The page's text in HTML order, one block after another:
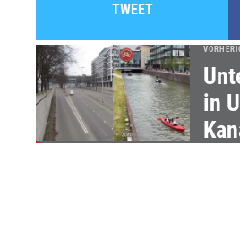
TWEET
in